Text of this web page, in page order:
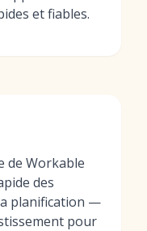
et fiables.
de Workable
des
planification —
pour